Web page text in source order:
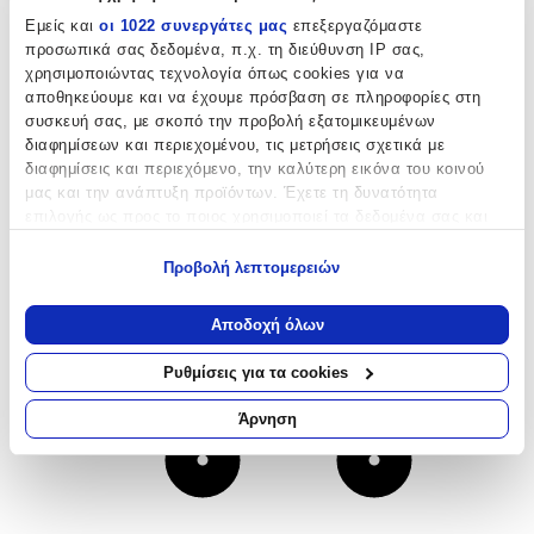
Εμείς και οι 1022 συνεργάτες μας επεξεργαζόμαστε
προσωπικά σας δεδομένα, π.χ. τη διεύθυνση IP σας,
χρησιμοποιώντας τεχνολογία όπως cookies για να
αποθηκεύουμε και να έχουμε πρόσβαση σε πληροφορίες στη
συσκευή σας, με σκοπό την προβολή εξατομικευμένων
διαφημίσεων και περιεχομένου, τις μετρήσεις σχετικά με
διαφημίσεις και περιεχόμενο, την καλύτερη εικόνα του κοινού
μας και την ανάπτυξη προϊόντων. Έχετε τη δυνατότητα
Να συλλέξουμε πληροφορίες σχετικά με τη γεωγραφική
σας τοποθεσία, οι οποίες μπορεί να είναι ακριβείς σε
απόσταση μερικών μέτρων
Να αναγνωρίσουμε τη συσκευή σας σαρώνοντας ενεργά
για συγκεκριμένα χαρακτηριστικά (δακτυλικό αποτύπωμα)
Μάθετε περισσότερα σχετικά με τον τρόπο επεξεργασίας των
προσωπικών σας δεδομένων και καθορίστε τις προτιμήσεις σας
ενότητα “Λεπτομέρειες”
. Μπορείτε να αλλάξετε ή να
Προβολή λεπτομερειών
Αποδοχή όλων
Ρυθμίσεις για τα cookies
Άρνηση